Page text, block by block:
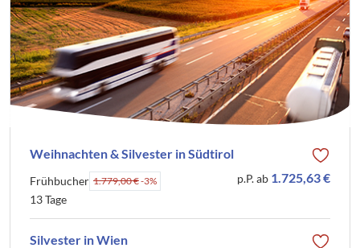
Weihnachten & Silvester in Südtirol
Frühbucher 1.779,00 €-3%
13 Tage
p.P. ab 1.725,63 €
Silvester in Wien